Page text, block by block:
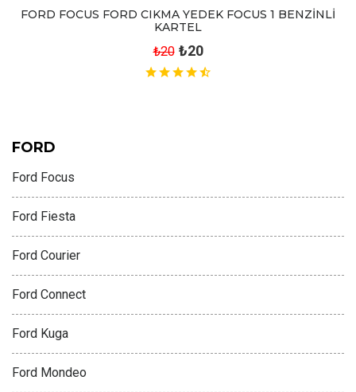
FORD FOCUS FORD CIKMA YEDEK FOCUS 1 BENZİNLİ
KARTEL
₺20 ₺20
FORD
Ford Focus
Ford Fiesta
Ford Courier
Ford Connect
Ford Kuga
Ford Mondeo